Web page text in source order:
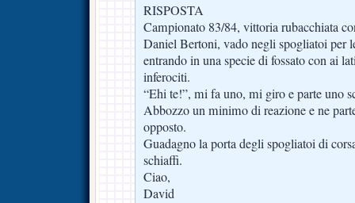
RISPOSTA
Campionato 83/84, vittoria rubacchiata
Daniel Bertoni, vado negli spogliatoi per
entrando in una specie di fossato con ai
inferociti.
“Ehi te!”, mi fa uno, mi giro e parte uno
Abbozzo un minimo di reazione e ne
opposto.
Guadagno la porta degli spogliatoi di
schiaffi.
Ciao,
David